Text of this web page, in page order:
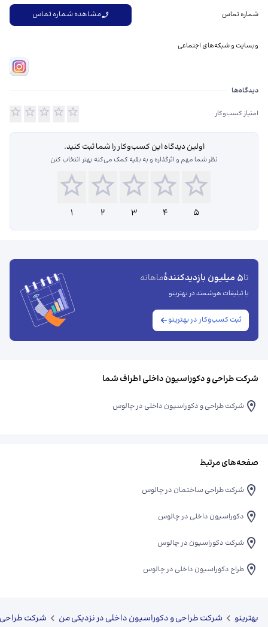
شماره تماس مشاهده شماره تماس
وبسایت و شبکه‌های اجتماعی
دیدگاه‌ها درباره راه نور
دیدگاه‌ها
امتیاز کسب‌وکار
اولین دیدگاه این کسب‌و‌کار را شما ثبت کنید.
نظر شما مهم و اثرگذاره و به بقیه کمک می‌کنه بهتر انتخاب کنن
1 2 3 4 5
تا5 میلیون بازدیدکنندهٔ ماهانه
با تبلیغات هوشمند در بهترینو
ثبت کسب‌وکار در بهترینو
شرکت طراحی و دکوراسیون داخلی اطراف شما
شرکت طراحی و دکوراسیون داخلی در چالوس
صفحه‌های مرتبط
شرکت طراحی ساختمان در چالوس
دکوراسیون داخلی در چالوس
شرکت دکوراسیون در چالوس
طراح دکوراسیون داخلی در چالوس
بهترینو شرکت طراحی و دکوراسیون داخلی در نزدیکی من شرکت طراحی